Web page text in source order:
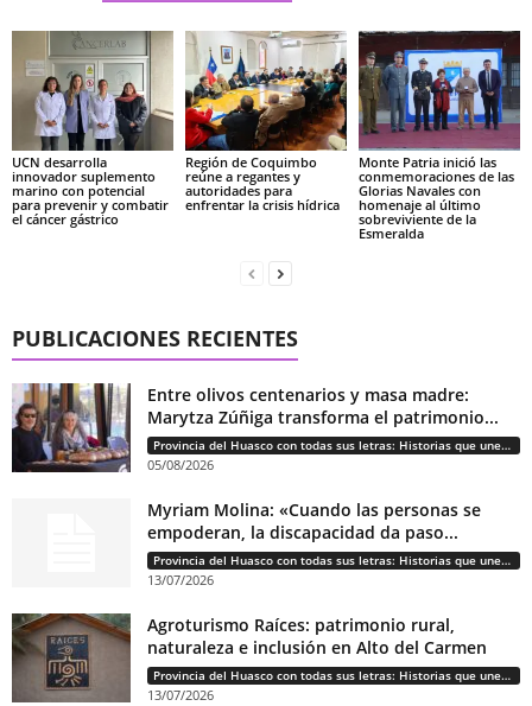
UCN desarrolla
innovador suplemento
marino con potencial
para prevenir y combatir
el cáncer gástrico
Región de Coquimbo
reúne a regantes y
autoridades para
enfrentar la crisis hídrica
Monte Patria inició las
conmemoraciones de las
Glorias Navales con
homenaje al último
sobreviviente de la
Esmeralda
PUBLICACIONES RECIENTES
Entre olivos centenarios y masa madre:
Marytza Zúñiga transforma el patrimonio...
Provincia del Huasco con todas sus letras: Historias que unen cultura, diversidad e identidad
05/08/2026
Myriam Molina: «Cuando las personas se
empoderan, la discapacidad da paso...
Provincia del Huasco con todas sus letras: Historias que unen cultura, diversidad e identidad
13/07/2026
Agroturismo Raíces: patrimonio rural,
naturaleza e inclusión en Alto del Carmen
Provincia del Huasco con todas sus letras: Historias que unen cultura, diversidad e identidad
13/07/2026